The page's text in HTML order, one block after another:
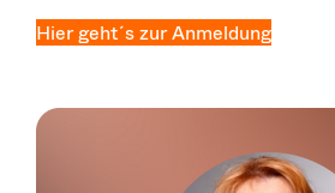
Hier geht´s zur Anmeldung